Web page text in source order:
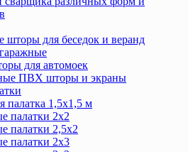
шторы для беседок и веранд
для автомоек
ПВХ шторы и экраны
палатка 1,5х1,5 м
палатки 2х2
палатки 2,5х2
палатки 2х3